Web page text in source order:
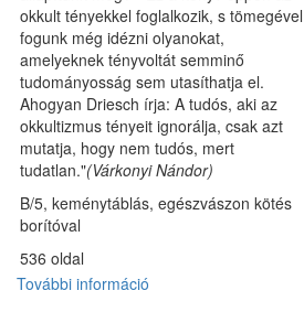
okkult tényekkel foglalkozik, s tömegével
fogunk még idézni olyanokat,
amelyeknek tényvoltát semminő
tudományosság sem utasíthatja el.
Ahogyan Driesch írja: A tudós, aki az
okkultizmus tényeit ignorálja, csak azt
mutatja, hogy nem tudós, mert
tudatlan."(Várkonyi Nándor)
B/5, keménytáblás, egészvászon kötés
borítóval
536 oldal
További információ